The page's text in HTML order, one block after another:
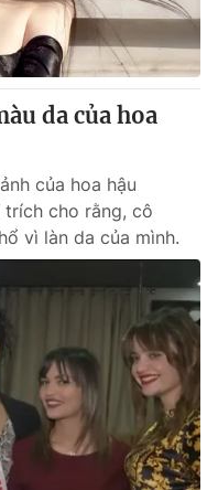
da của hoa
của hoa hậu
cho rằng, cô
vì làn da của mình.